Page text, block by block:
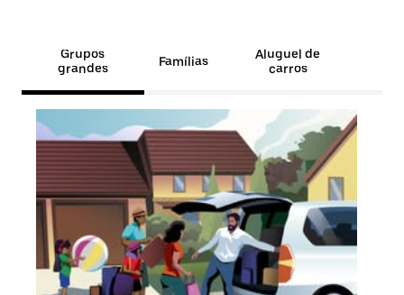
Grupos
grandes
Famílias
Aluguel de
carros